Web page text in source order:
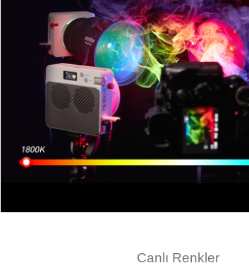
Canlı Renkler